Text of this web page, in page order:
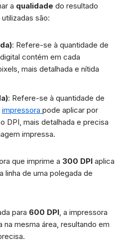
a qualidade do resultado
são:
: Refere-se à quantidade de
contém em cada
mais detalhada e nítida
: Refere-se à quantidade de
impressora pode aplicar por
DPI, mais detalhada e precisa
impressa.
que imprime a 300 DPI aplica
linha de uma polegada de
para 600 DPI , a impressora
mesma área, resultando em